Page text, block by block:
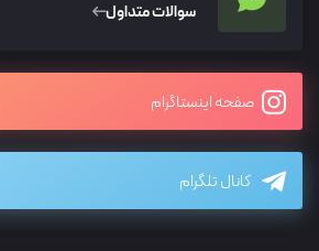
سوالات متداول
صفحه اینستاگرام
کانال تلگرام